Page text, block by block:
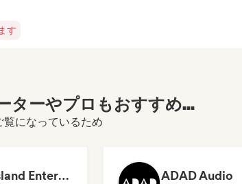
す
ターやプロもおすすめ...
になっているため
Dreamers Island Entertainment ADAD Audio